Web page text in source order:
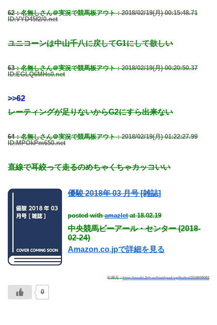
62：名無しさん＠実況で競馬板アウト：2018/02/19(月) 00:15:48.71
ID:VYD45f2/0.net
ユニコーンは中山千八に戻してG1にして欲しい
63：名無しさん＠実況で競馬板アウト：2018/02/19(月) 00:20:50.37
ID:EGLQ6MHs0.net
>>62
レーティングが足りないからG2にすら出来ない
64：名無しさん＠実況で競馬板アウト：2018/02/19(月) 01:22:27.99
ID:MPOkPm650.net
直線で耳絞って走るのめちゃくちゃカッコいい
優駿 2018年 03 月号 [雑誌]
posted withamazletat 18.02.19
中央競馬ピーアール・センター (2018-
02-24)
Amazon.co.jpで詳細を見る
引用元：http://awabi.2ch.sc/test/read.cgi/keiba/1518938082
0